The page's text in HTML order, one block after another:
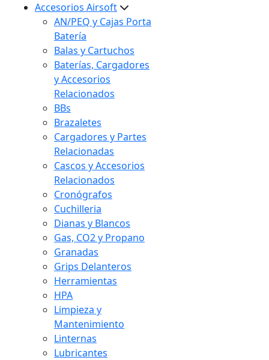
Accesorios Airsoft
AN/PEQ y Cajas Porta
Batería
Balas y Cartuchos
Baterías, Cargadores
y Accesorios
Relacionados
BBs
Brazaletes
Cargadores y Partes
Relacionadas
Cascos y Accesorios
Relacionados
Cronógrafos
Cuchilleria
Dianas y Blancos
Gas, CO2 y Propano
Granadas
Grips Delanteros
Herramientas
HPA
Limpieza y
Mantenimiento
Linternas
Lubricantes